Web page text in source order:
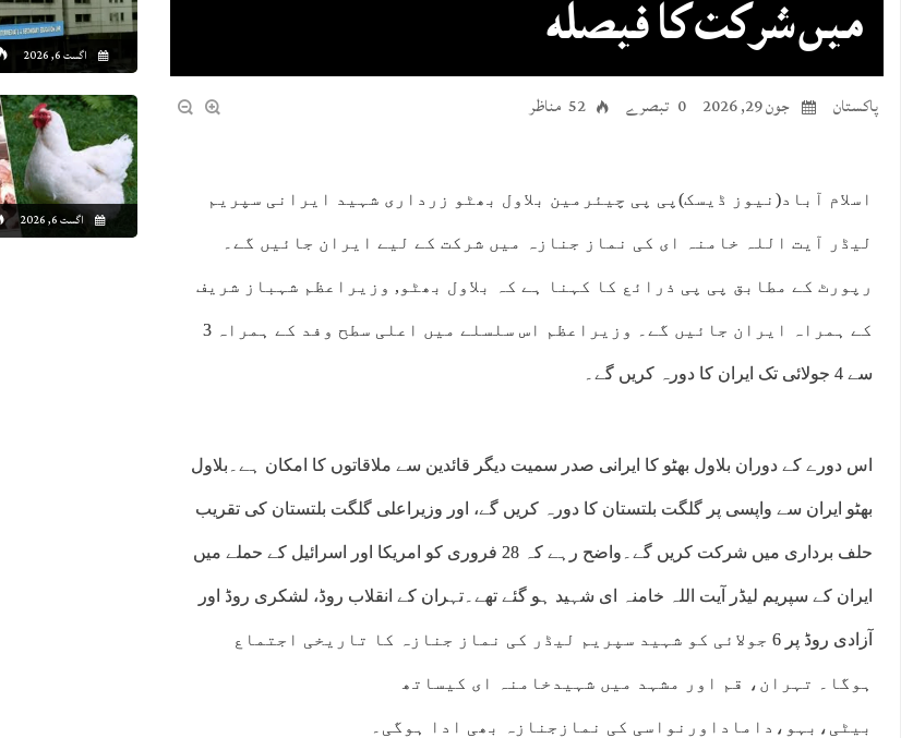
اگست 6, 2026
اگست 6, 2026
میں شرکت کا فیصلہ
پاکستان جون 29, 2026 0 تبصرے 52 مناظر
اسلام آباد(نیوز ڈیسک)پی پی چیئرمین بلاول بھٹو زرداری شہید ایرانی سپریم
لیڈر آیت اللہ خامنہ ای کی نماز جنازہ میں شرکت کے لیے ایران جائیں گے۔
رپورٹ کے مطابق پی پی ذرائع کا کہنا ہے کہ بلاول بھٹو, وزیراعظم شہباز شریف
کے ہمراہ ایران جائیں گے۔ وزیراعظم اس سلسلے میں اعلی سطح وفد کے ہمراہ 3
سے 4 جولائی تک ایران کا دورہ کریں گے۔
اس دورے کے دوران بلاول بھٹو کا ایرانی صدر سمیت دیگر قائدین سے ملاقاتوں کا امکان ہے۔بلاول
بھٹو ایران سے واپسی پر گلگت بلتستان کا دورہ کریں گے، اور وزیراعلی گلگت بلتستان کی تقریب
حلف برداری میں شرکت کریں گے۔واضح رہے کہ 28 فروری کو امریکا اور اسرائیل کے حملے میں
ایران کے سپریم لیڈر آیت اللہ خامنہ ای شہید ہو گئے تھے۔تہران کے انقلاب روڈ، لشکری روڈ اور
آزادی روڈ پر 6 جولائی کو شہید سپریم لیڈر کی نماز جنازہ کا تاریخی اجتماع
ہوگا۔ تہران، قم اور مشہد میں شہیدخامنہ ای کیساتھ
بیٹی،بہو،داماداورنواسی کی نمازجنازہ بھی ادا ہوگی۔